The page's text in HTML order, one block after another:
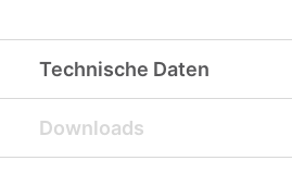
Technische Daten
Downloads